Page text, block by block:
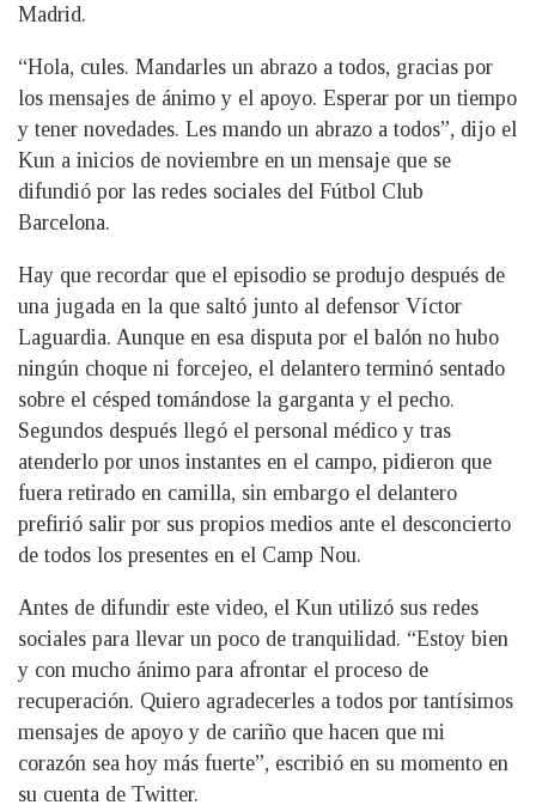
Madrid.
“Hola, cules. Mandarles un abrazo a todos, gracias por
los mensajes de ánimo y el apoyo. Esperar por un tiempo
y tener novedades. Les mando un abrazo a todos”, dijo el
Kun a inicios de noviembre en un mensaje que se
difundió por las redes sociales del Fútbol Club
Barcelona.
Hay que recordar que el episodio se produjo después de
una jugada en la que saltó junto al defensor Víctor
Laguardia. Aunque en esa disputa por el balón no hubo
ningún choque ni forcejeo, el delantero terminó sentado
sobre el césped tomándose la garganta y el pecho.
Segundos después llegó el personal médico y tras
atenderlo por unos instantes en el campo, pidieron que
fuera retirado en camilla, sin embargo el delantero
prefirió salir por sus propios medios ante el desconcierto
de todos los presentes en el Camp Nou.
Antes de difundir este video, el Kun utilizó sus redes
sociales para llevar un poco de tranquilidad. “Estoy bien
y con mucho ánimo para afrontar el proceso de
recuperación. Quiero agradecerles a todos por tantísimos
mensajes de apoyo y de cariño que hacen que mi
corazón sea hoy más fuerte”, escribió en su momento en
su cuenta de Twitter.